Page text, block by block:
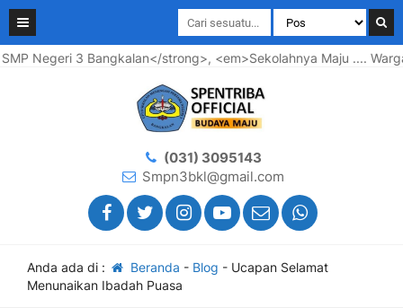
3 Bangkalan</strong>, <em>Sekolahnya Maju ....
(031) 3095143
Smpn3bkl@gmail.com
Anda ada di : Beranda - Blog - Ucapan Selamat
Menunaikan Ibadah Puasa